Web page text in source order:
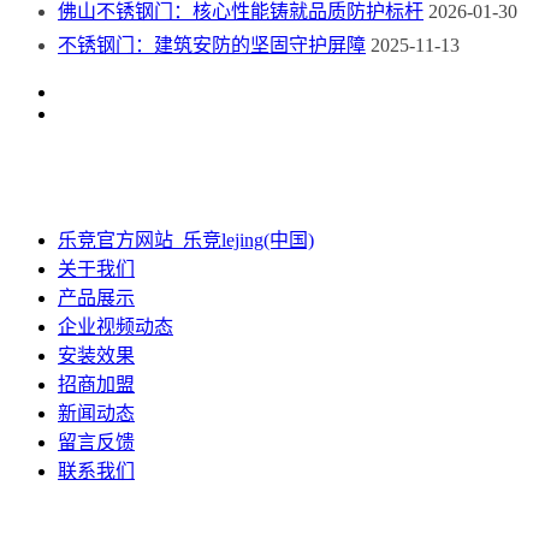
佛山不锈钢门：核心性能铸就品质防护标杆 2026-01-30
不锈钢门：建筑安防的坚固守护屏障 2025-11-13
乐竞官方网站_乐竞lejing(中国)
关于我们
产品展示
企业视频动态
安装效果
招商加盟
新闻动态
留言反馈
联系我们